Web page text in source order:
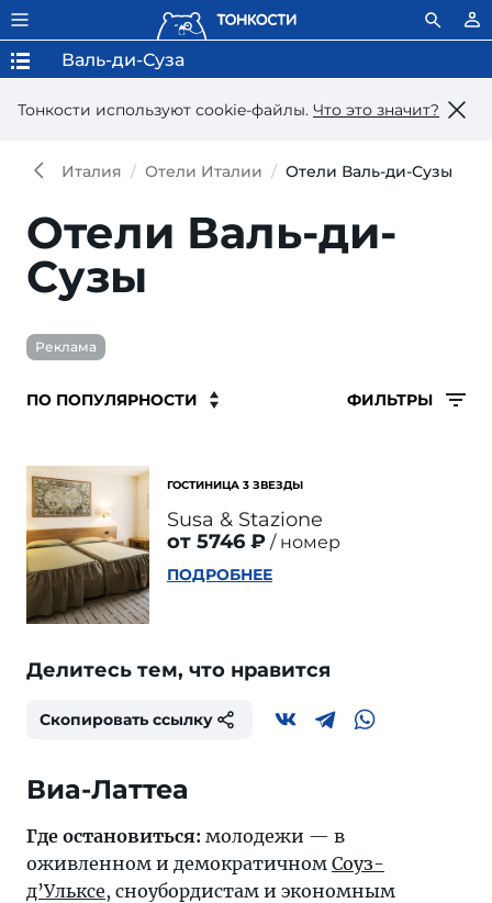
Тонкости используют сookie-файлы. Что это значит?
Валь-ди-Суза
Италия Отели Италии Отели Валь-ди-Сузы
Отели Валь-ди-
Сузы
Реклама
ФИЛЬТРЫ
ГОСТИНИЦА 3 ЗВЕЗДЫ
Susa & Stazione
от 5746 ₽
номер
ПОДРОБНЕЕ
Делитесь тем, что нравится
Скопировать ссылку
Виа-Латтеа
Где остановиться: молодежи — в
оживленном и демократичном Соуз-
д’Ульксе, сноубордистам и экономным